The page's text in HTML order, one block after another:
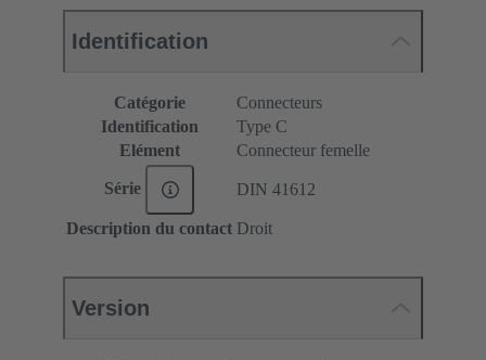
Identification
Catégorie
Connecteurs
Identification
Type C
Elément
Connecteur femelle
Série DIN 41612
Description du contact Droit
Version